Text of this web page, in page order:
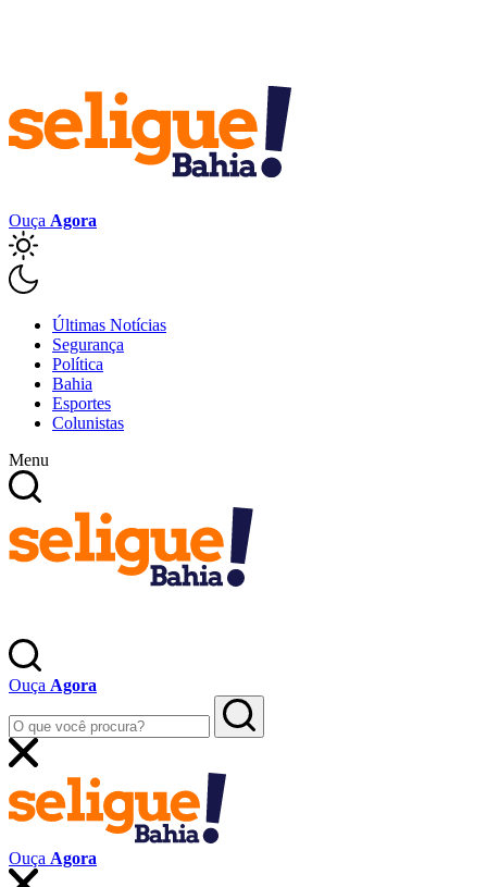
Ouça Agora
Últimas Notícias
Segurança
Política
Bahia
Esportes
Colunistas
Menu
Ouça Agora
Ouça Agora